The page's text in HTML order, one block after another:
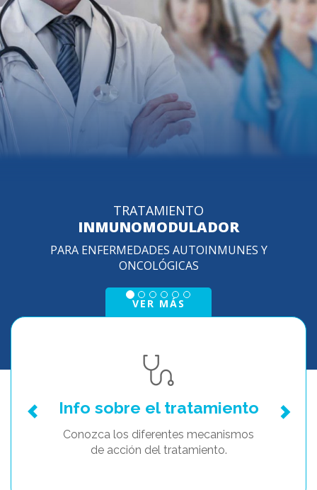
Info sobre el tratamiento
Conozca los diferentes mecanismos
de acción del tratamiento.